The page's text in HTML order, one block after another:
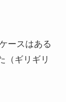
ースはある
（ギリギリ